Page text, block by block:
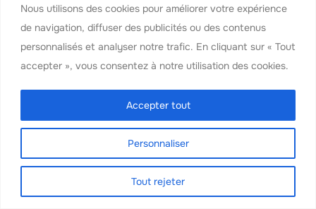
Nous utilisons des cookies pour améliorer votre expérience
de navigation, diffuser des publicités ou des contenus
personnalisés et analyser notre trafic. En cliquant sur « Tout
accepter », vous consentez à notre utilisation des cookies.
Personnaliser
Tout rejeter
Accepter tout